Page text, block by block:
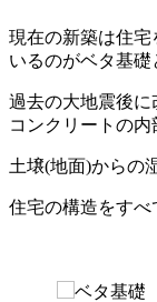
現在の新築は住宅
いるのがベタ基礎
過去の大地震後に
コンクリートの内
土壌(地面)からの
住宅の構造をすべ